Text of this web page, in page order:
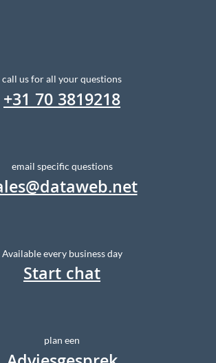
call us for all your questions
+31 70 3819218
email specific questions
Available every business day
Start chat
plan een